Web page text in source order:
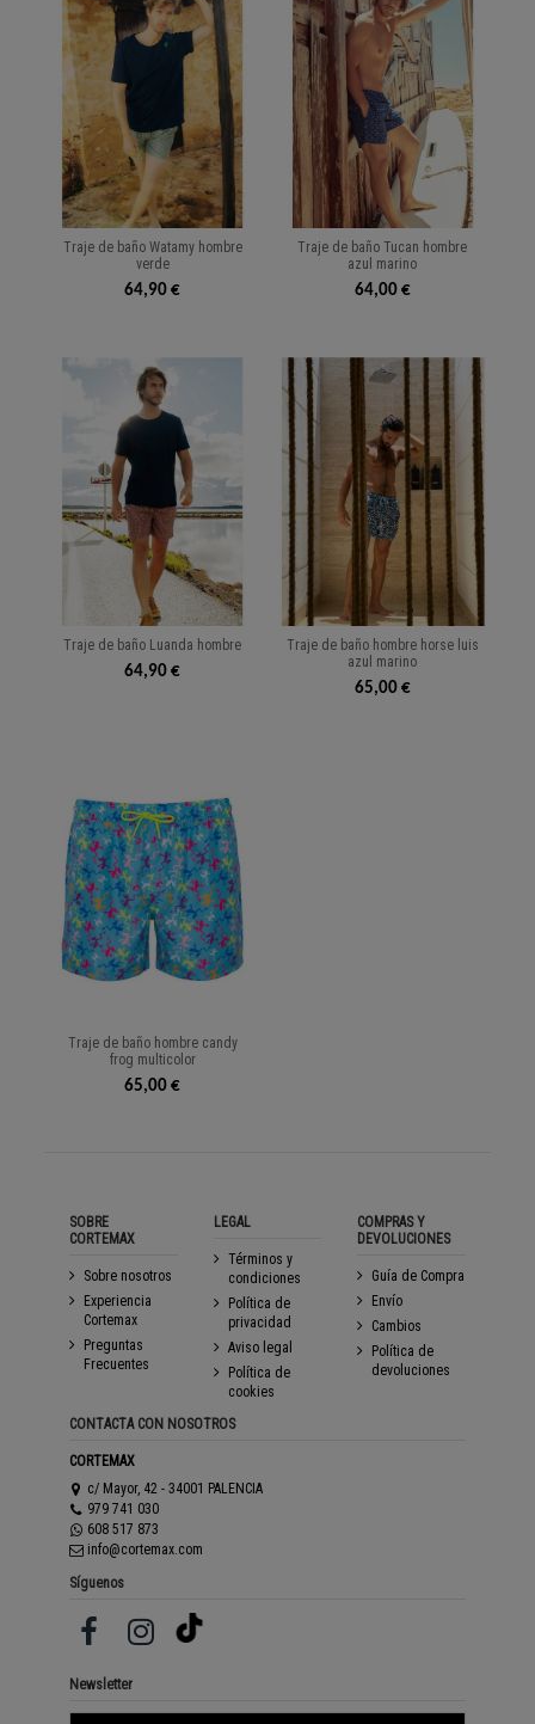
Traje de baño Watamy hombre
verde
64,90 €
Traje de baño Tucan hombre
azul marino
64,00 €
Traje de baño Luanda hombre
64,90 €
Traje de baño hombre horse luis
azul marino
65,00 €
Traje de baño hombre candy
frog multicolor
65,00 €
SOBRE
CORTEMAX
Sobre nosotros
Experiencia
Cortemax
Preguntas
Frecuentes
LEGAL
Términos y
condiciones
Política de
privacidad
Aviso legal
Política de
cookies
COMPRAS Y
DEVOLUCIONES
Guía de Compra
Envío
Cambios
Política de
devoluciones
CONTACTA CON NOSOTROS
CORTEMAX
c/ Mayor, 42 - 34001 PALENCIA
979 741 030
608 517 873
info@cortemax.com
Síguenos
Newsletter